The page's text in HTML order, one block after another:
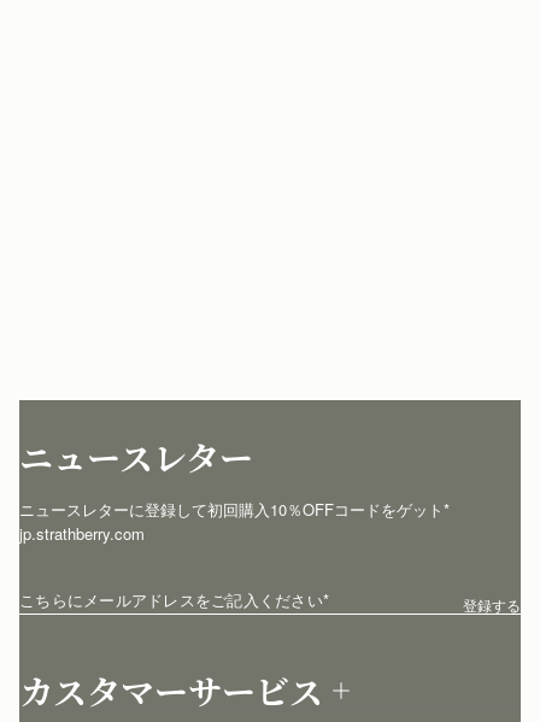
カスタマーサービス
ニュースレター
ニュースレターに登録して初回購入10％OFFコードをゲット*
jp.strathberry.com
こちらにメールアドレスをご記入ください* 登録する